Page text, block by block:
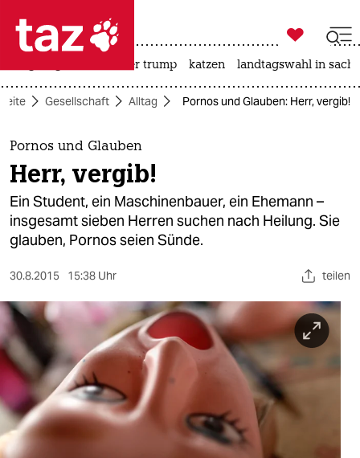
 taz zahl ich
taz zahl ich
themen
politik
öko
gesellschaft
sport
berlin
nord
wahrheit

taz zahl ich
usa unter trump katzen landtagswahl in
Gesellschaft Alltag Pornos und Glauben: Herr, vergib!
Pornos und Glauben
Herr, vergib!
Ein Student, ein Maschinenbauer, ein Ehemann –
insgesamt sieben Herren suchen nach Heilung. Sie
glauben, Pornos seien Sünde.
30.8.2015 15:38 Uhr teilen